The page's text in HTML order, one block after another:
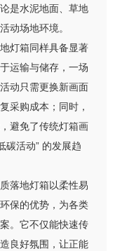
是水泥地面、草地
动场地环境。
灯箱同样具备显著
运输与储存，一场
动只需更换新画面
采购成本；同时，
避免了传统灯箱画
碳活动” 的发展趋
落地灯箱以柔性易
保的优势，为各类
。它不仅能快速传
良好氛围，让正能